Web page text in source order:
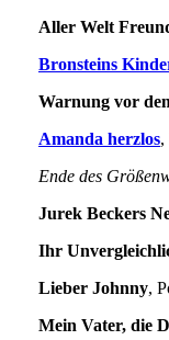
Aller Welt
Bronsteins
Warnung vor
Amanda herzlos,
Ende des
Jurek Beckers
Ihr
Lieber Johnny,
Mein Vater, die